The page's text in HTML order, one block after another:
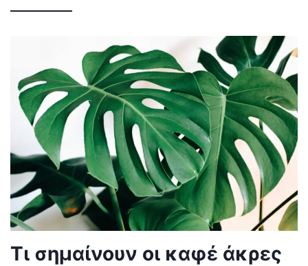
Τι σημαίνουν οι καφέ άκρες